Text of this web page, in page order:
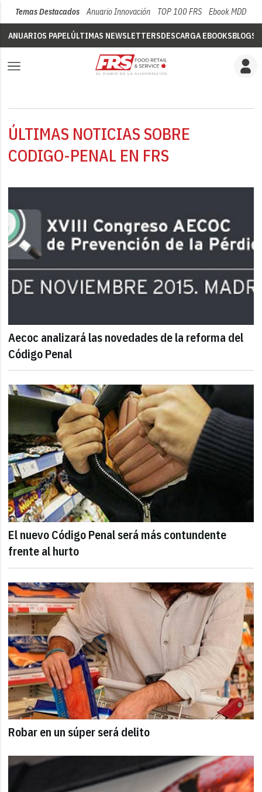
Temas Destacados Anuario Innovación TOP 100 FRS Ebook MDD
ANUARIOS PAPELÚLTIMAS NEWSLETTERSDESCARGA EBOOKSBLOGS
ÚLTIMAS NOTICIAS SOBRE
CODIGO-PENAL EN FRS
Aecoc analizará las novedades de la reforma del
Código Penal
El nuevo Código Penal será más contundente
frente al hurto
Robar en un súper será delito